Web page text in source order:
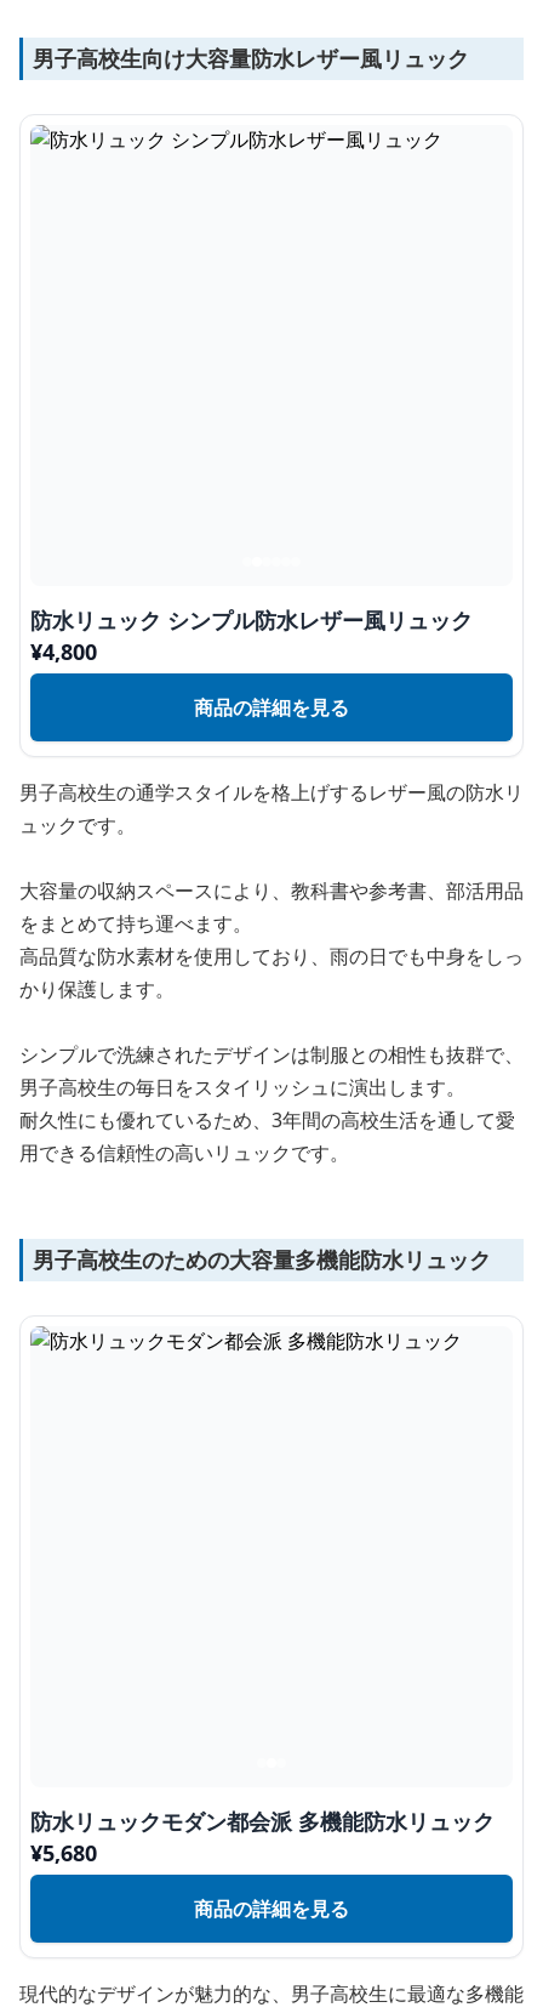
男子高校生向け大容量防水レザー風リュック
防水リュック シンプル防水レザー風リュック
¥4,800
商品の詳細を見る
男子高校生の通学スタイルを格上げするレザー風の防水リ
ュックです。
大容量の収納スペースにより、教科書や参考書、部活用品
をまとめて持ち運べます。
高品質な防水素材を使用しており、雨の日でも中身をしっ
かり保護します。
シンプルで洗練されたデザインは制服との相性も抜群で、
男子高校生の毎日をスタイリッシュに演出します。
耐久性にも優れているため、3年間の高校生活を通して愛
用できる信頼性の高いリュックです。
男子高校生のための大容量多機能防水リュック
防水リュックモダン都会派 多機能防水リュック
¥5,680
商品の詳細を見る
現代的なデザインが魅力的な、男子高校生に最適な多機能